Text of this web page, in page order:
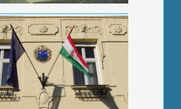
látott mértékű drágulás
sújtja hazánkat